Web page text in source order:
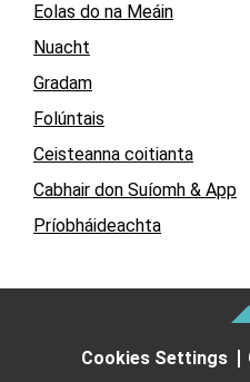
Eolas do na Meáin
Nuacht
Gradam
Folúntais
Ceisteanna coitianta
Cabhair don Suíomh & App
Príobháideachta
Cookies Settings